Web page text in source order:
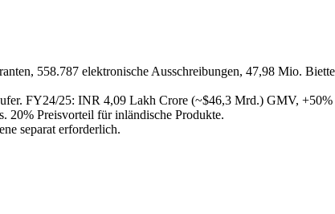
558.787 elektronische Ausschreibungen, 47,98 Mio.
FY24/25: INR 4,09 Lakh Crore (~$46,3 Mrd.) GMV, +50%
20% Preisvorteil für inländische Produkte.
separat erforderlich.